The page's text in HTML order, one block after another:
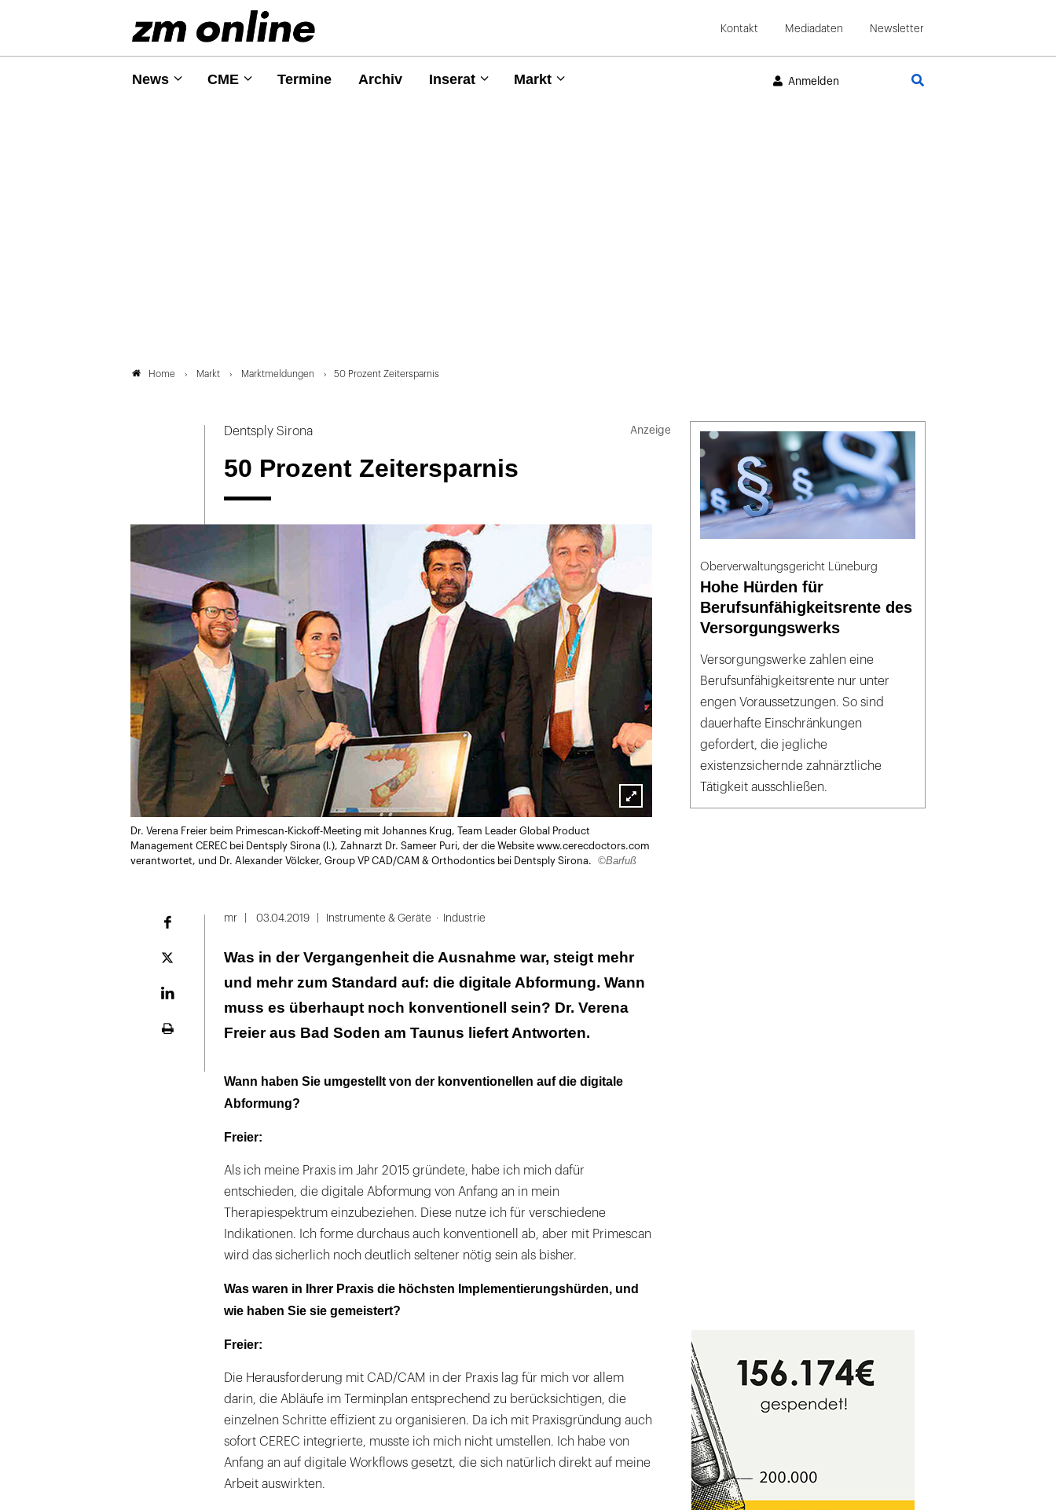
Kontakt Mediadaten Newsletter
News CME Termine Archiv Inserat Markt Anmelden
Home Markt Marktmeldungen 50 Prozent Zeitersparnis
Dentsply Sirona
50 Prozent Zeitersparnis
Lightbox
Dr. Verena Freier beim Primescan-Kickoff-Meeting mit Johannes Krug, Team Leader Global Product
Management CEREC bei Dentsply Sirona (l.), Zahnarzt Dr. Sameer Puri, der die Website www.cerecdoctors.com
verantwortet, und Dr. Alexander Völcker, Group VP CAD/CAM & Orthodontics bei Dentsply Sirona.
©Barfuß
Plattform
mr 03.04.2019 Instrumente & Geräte Industrie
Was in der Vergangenheit die Ausnahme war, steigt mehr
und mehr zum Standard auf: die digitale Abformung. Wann
muss es überhaupt noch konventionell sein? Dr. Verena
Freier aus Bad Soden am Taunus liefert Antworten.
Wann haben Sie umgestellt von der konventionellen auf die digitale
Abformung?
Freier:
Als ich meine Praxis im Jahr 2015 gründete, habe ich mich dafür
entschieden, die digitale Abformung von Anfang an in mein
Therapiespektrum einzubeziehen. Diese nutze ich für verschiedene
Indikationen. Ich forme durchaus auch konventionell ab, aber mit Primescan
wird das sicherlich noch deutlich seltener nötig sein als bisher.
Was waren in Ihrer Praxis die höchsten Implementierungshürden, und
wie haben Sie sie gemeistert?
Freier:
Die Herausforderung mit CAD/CAM in der Praxis lag für mich vor allem
darin, die Abläufe im Terminplan entsprechend zu berücksichtigen, die
einzelnen Schritte effizient zu organisieren. Da ich mit Praxisgründung auch
sofort CEREC integrierte, musste ich mich nicht umstellen. Ich habe von
Anfang an auf digitale Workflows gesetzt, die sich natürlich direkt auf meine
Arbeit auswirkten.
Oberverwaltungsgericht Lüneburg
Hohe Hürden für
Berufsunfähigkeitsrente des
Versorgungswerks
Versorgungswerke zahlen eine
Berufsunfähigkeitsrente nur unter
engen Voraussetzungen. So sind
dauerhafte Einschränkungen
gefordert, die jegliche
existenzsichernde zahnärztliche
Tätigkeit ausschließen.